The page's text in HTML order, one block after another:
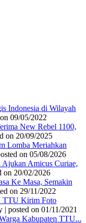
Indonesia di Wilayah
09/05/2022
New Rebel 1100,
on 20/09/2025
Lomba Meriahkan
on 05/08/2026
Amicus Curiae,
on 20/02/2026
Ke Masa, Semakin
on 29/11/2022
TTU Kirim Foto
| posted on 01/11/2021
Kabupaten TTU...